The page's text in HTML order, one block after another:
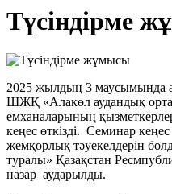
Түсіндірме
2025 жылдың 3 маусымында
ШЖҚ «Алакөл аудандық
емханаларының
кеңес өткізді. Семинар
жемқорлық тәуекелдерін
туралы» Қазақстан
назар аударылды.